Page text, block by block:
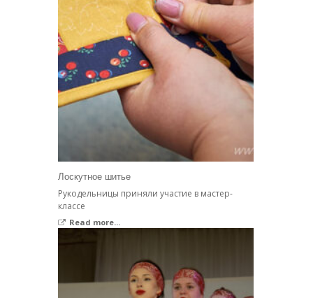
Лоскутное шитье
Рукодельницы приняли участие в мастер-
классе
Read more...